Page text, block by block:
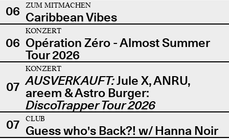
06
ZUM MITMACHEN
Caribbean Vibes
06
KONZERT
Opération Zéro - Almost Summer
Tour 2026
07
KONZERT
AUSVERKAUFT:Jule X, ANRU,
areem & Astro Burger:
DiscoTrapper Tour 2026
07
CLUB
Guess who's Back?! w/ Hanna Noir